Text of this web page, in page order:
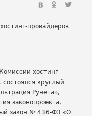
хостинг-
круглый
Рунета»,
законопроекта,
закон № 436-ФЗ «О